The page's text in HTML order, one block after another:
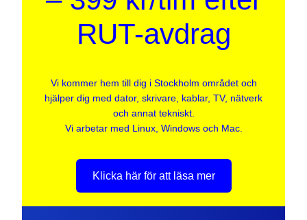
RUT-avdrag
Vi kommer hem till dig i Stockholm området och
hjälper dig med dator, skrivare, kablar, TV, nätverk
och annat tekniskt.
Vi arbetar med Linux, Windows och Mac.
Klicka här för att läsa mer